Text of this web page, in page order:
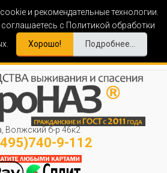
и рекомендательные технологии.
с Политикой обработки
Хорошо! Подробнее...
Волжский б-р 46к2
9-112